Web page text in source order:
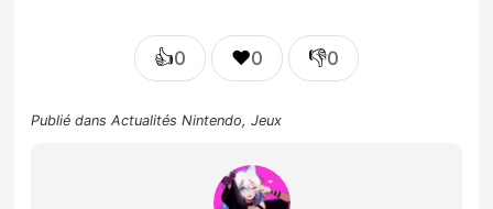
👍0 ❤️0 👎0
Publié dansActualités Nintendo,Jeux